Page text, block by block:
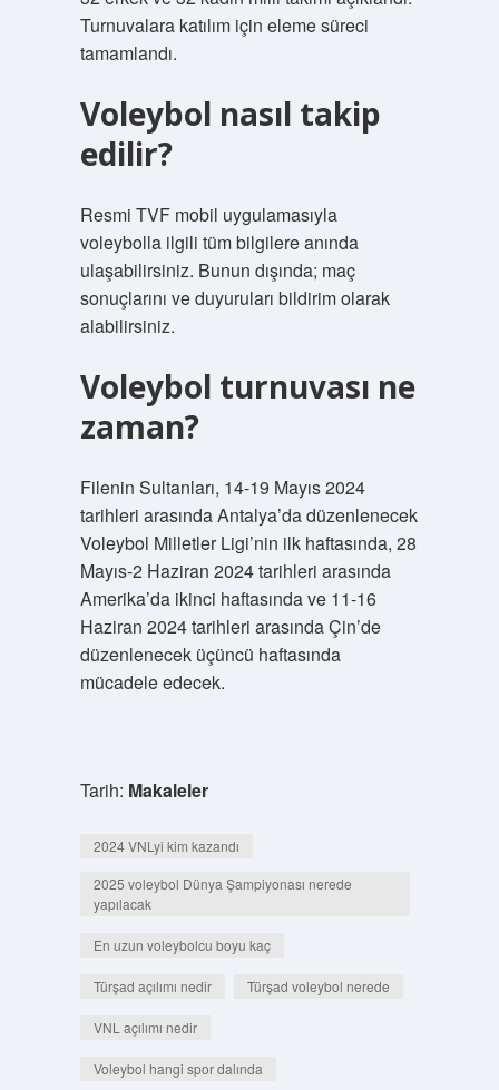
Turnuvalara katılım için eleme süreci
tamamlandı.
Voleybol nasıl takip
edilir?
Resmi TVF mobil uygulamasıyla
voleybolla ilgili tüm bilgilere anında
ulaşabilirsiniz. Bunun dışında; maç
sonuçlarını ve duyuruları bildirim olarak
alabilirsiniz.
Voleybol turnuvası ne
zaman?
Filenin Sultanları, 14-19 Mayıs 2024
tarihleri ​​arasında Antalya’da düzenlenecek
Voleybol Milletler Ligi’nin ilk haftasında, 28
Mayıs-2 Haziran 2024 tarihleri ​​arasında
Amerika’da ikinci haftasında ve 11-16
Haziran 2024 tarihleri ​​arasında Çin’de
düzenlenecek üçüncü haftasında
mücadele edecek.
Tarih: Makaleler
2024 VNLyi kim kazandı
2025 voleybol Dünya Şampiyonası nerede
yapılacak
En uzun voleybolcu boyu kaç
Türşad açılımı nedir Türşad voleybol nerede
VNL açılımı nedir
Voleybol hangi spor dalında